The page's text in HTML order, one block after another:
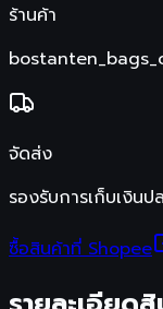
ร้านค้า
จัดส่ง
รองรับการเก็บเงินป
ซื้อสินค้าที่ Shopee